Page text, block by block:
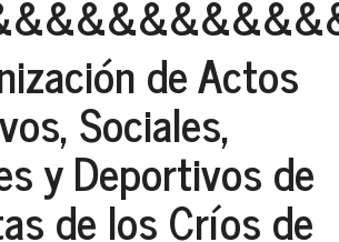
de Actos
Sociales,
y Deportivos de
de los Críos de